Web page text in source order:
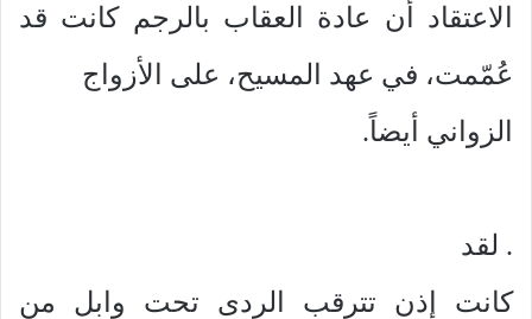
الاعتقاد أن عادة العقاب بالرجم كانت قد
عُمّمت، في عهد المسيح، على الأزواج
الزواني أيضاً.
. لقد
كانت إذن تترقب الردى تحت وابل من